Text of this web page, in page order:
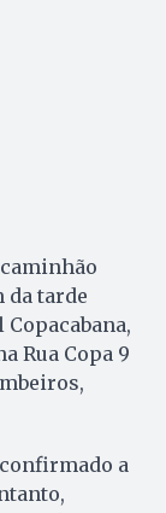
da tarde
Rua Copa 9
a